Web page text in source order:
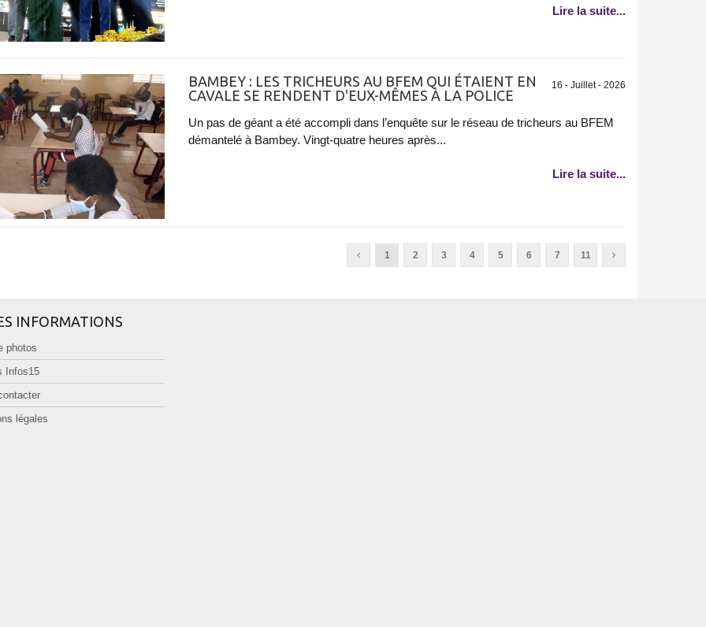
Lire la suite...
16 - Juillet - 2026
BAMBEY : LES TRICHEURS AU BFEM QUI ÉTAIENT EN
CAVALE SE RENDENT D'EUX-MÊMES À LA POLICE
Un pas de géant a été accompli dans l’enquête sur le réseau de tricheurs au BFEM
démantelé à Bambey. Vingt-quatre heures après...
Lire la suite...
1 2 3 4 5 6 7 11
INFORMATIONS
photos
Infos15
légales